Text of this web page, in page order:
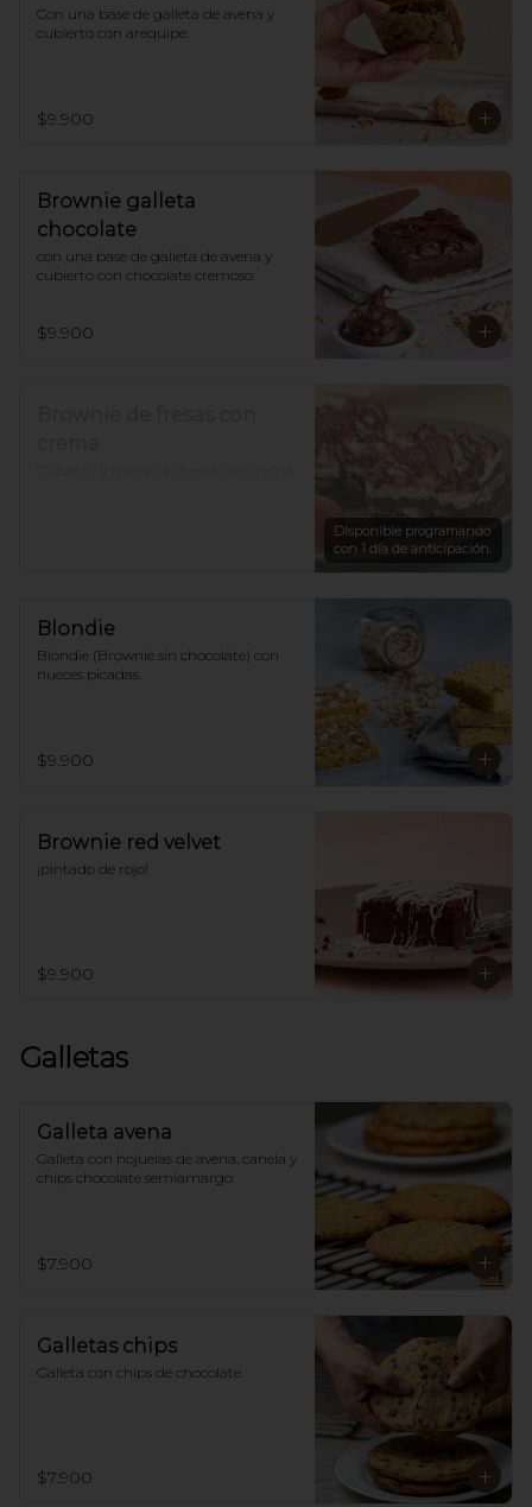
Con una base de galleta de avena y
cubierto con arequipe.
$9.900
Brownie galleta
chocolate
con una base de galleta de avena y
cubierto con chocolate cremoso.
$9.900
Disponible programando
con 1 día de anticipación.
Blondie
Blondie (Brownie sin chocolate) con
nueces picadas.
$9.900
Brownie red velvet
¡pintado de rojo!
$9.900
Galletas
Galleta avena
Galleta con hojuelas de avena, canela y
chips chocolate semiamargo.
$7.900
Galletas chips
Galleta con chips de chocolate.
$7.900